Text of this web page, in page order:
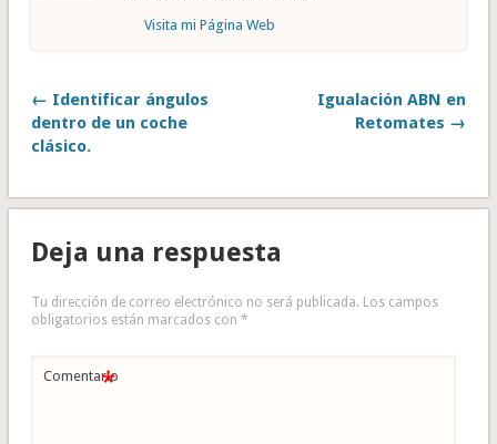
Visita mi Página Web
← Identificar ángulos
dentro de un coche
clásico.
Igualación ABN en
Retomates →
Deja una respuesta
Tu dirección de correo electrónico no será publicada. Los campos
obligatorios están marcados con *
Comentario
*